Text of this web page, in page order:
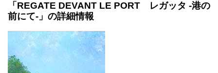
「REGATE DEVANT LE PORT レガッタ -港の
前にて-」の詳細情報